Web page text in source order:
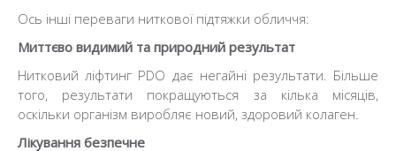
Ось інші переваги ниткової підтяжки обличчя:
Миттєво видимий та природний результат
Нитковий ліфтинг PDO дає негайні результати. Більше
того, результати покращуються за кілька місяців,
оскільки організм виробляє новий, здоровий колаген.
Лікування безпечне